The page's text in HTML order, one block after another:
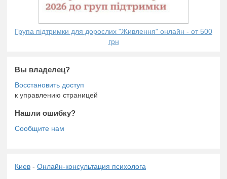
Група підтримки для дорослих "Живлення" онлайн - от 500
грн
Вы владелец?
к управлению страницей
Нашли ошибку?
Киев - Онлайн-консультация психолога